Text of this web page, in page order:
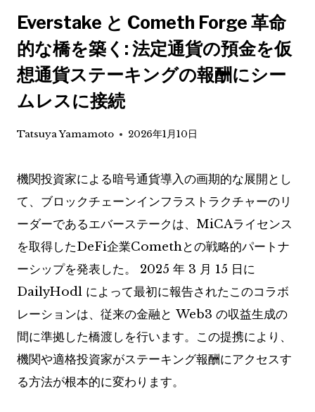
Everstake と Cometh Forge 革命
的な橋を築く: 法定通貨の預金を仮
想通貨ステーキングの報酬にシー
ムレスに接続
Tatsuya Yamamoto 2026年1月10日
機関投資家による暗号通貨導入の画期的な展開とし
て、ブロックチェーンインフラストラクチャーのリ
ーダーであるエバーステークは、MiCAライセンス
を取得したDeFi企業Comethとの戦略的パートナ
ーシップを発表した。 2025 年 3 月 15 日に
DailyHodl によって最初に報告されたこのコラボ
レーションは、従来の金融と Web3 の収益生成の
間に準拠した橋渡しを行います。この提携により、
機関や適格投資家がステーキング報酬にアクセスす
る方法が根本的に変わります。